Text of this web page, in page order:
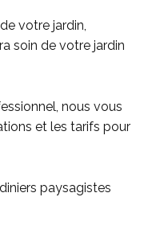
votre jardin,
soin de votre jardin
nous vous
et les tarifs pour
paysagistes